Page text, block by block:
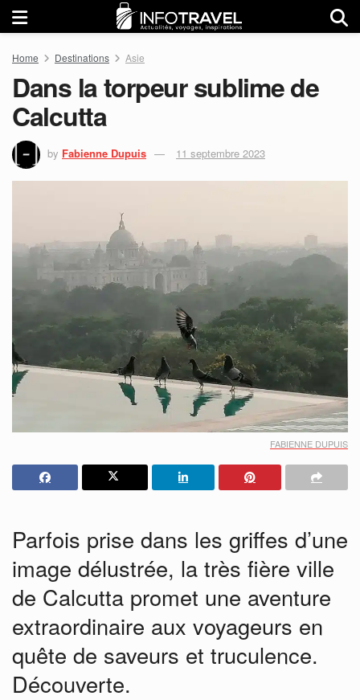
Home Destinations Asie
Dans la torpeur sublime de
Calcutta
by Fabienne Dupuis 11 septembre 2023
FABIENNE DUPUIS
Parfois prise dans les griffes d’une
image délustrée, la très fière ville
de Calcutta promet une aventure
extraordinaire aux voyageurs en
quête de saveurs et truculence.
Découverte.